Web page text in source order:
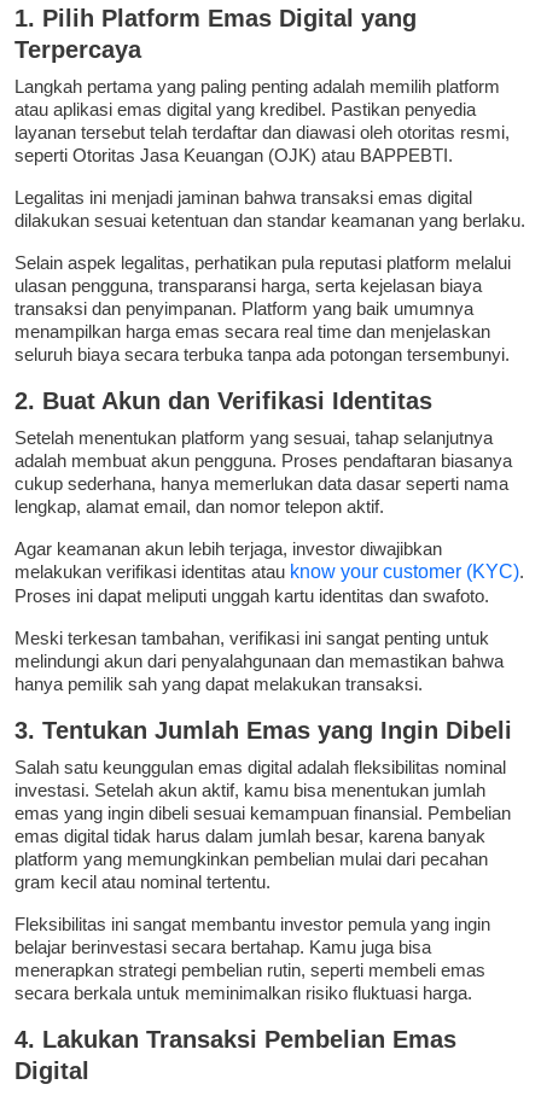
1. Pilih Platform Emas Digital yang
Terpercaya
Langkah pertama yang paling penting adalah memilih platform
atau aplikasi emas digital yang kredibel. Pastikan penyedia
layanan tersebut telah terdaftar dan diawasi oleh otoritas resmi,
seperti Otoritas Jasa Keuangan (OJK) atau BAPPEBTI.
Legalitas ini menjadi jaminan bahwa transaksi emas digital
dilakukan sesuai ketentuan dan standar keamanan yang berlaku.
Selain aspek legalitas, perhatikan pula reputasi platform melalui
ulasan pengguna, transparansi harga, serta kejelasan biaya
transaksi dan penyimpanan. Platform yang baik umumnya
menampilkan harga emas secara real time dan menjelaskan
seluruh biaya secara terbuka tanpa ada potongan tersembunyi.
2. Buat Akun dan Verifikasi Identitas
Setelah menentukan platform yang sesuai, tahap selanjutnya
adalah membuat akun pengguna. Proses pendaftaran biasanya
cukup sederhana, hanya memerlukan data dasar seperti nama
lengkap, alamat email, dan nomor telepon aktif.
Agar keamanan akun lebih terjaga, investor diwajibkan
melakukan verifikasi identitas atau know your customer (KYC).
Proses ini dapat meliputi unggah kartu identitas dan swafoto.
Meski terkesan tambahan, verifikasi ini sangat penting untuk
melindungi akun dari penyalahgunaan dan memastikan bahwa
hanya pemilik sah yang dapat melakukan transaksi.
3. Tentukan Jumlah Emas yang Ingin Dibeli
Salah satu keunggulan emas digital adalah fleksibilitas nominal
investasi. Setelah akun aktif, kamu bisa menentukan jumlah
emas yang ingin dibeli sesuai kemampuan finansial. Pembelian
emas digital tidak harus dalam jumlah besar, karena banyak
platform yang memungkinkan pembelian mulai dari pecahan
gram kecil atau nominal tertentu.
Fleksibilitas ini sangat membantu investor pemula yang ingin
belajar berinvestasi secara bertahap. Kamu juga bisa
menerapkan strategi pembelian rutin, seperti membeli emas
secara berkala untuk meminimalkan risiko fluktuasi harga.
4. Lakukan Transaksi Pembelian Emas
Digital